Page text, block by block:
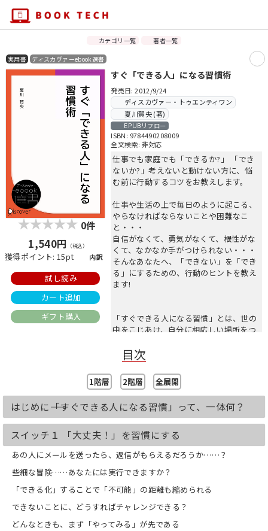
カテゴリ一覧 著者一覧
実用書 ディスカヴァーebook選書
0件
1,540円 （税込）
獲得ポイント: 15pt 内訳
試し読み
カート追加
ギフト購入
すぐ「できる人」になる習慣術
発売日: 2012/9/24
ディスカヴァー・トゥエンティワン
夏川賀央 (著)
EPUBリフロー
ISBN: 9784490208009
全文検索: 非対応
仕事でも家庭でも「できるか?」 「でき
ないか?」考えないと動けない方に、悩
む前に行動するコツをお教えします。
仕事や生活の上で毎日のように起こる、
やらなければならないことや困難なこ
と・・・
自信がなくて、勇気がなくて、根性がな
くて、なかなか手がつけられない・・・
そんなあなたへ、「できない」を「でき
る」にするための、行動のヒントを教え
ます!
「すぐできる人になる習慣」とは、世の
中をこじあけ、自分に相応しい場所をつ
「できる人」に変わるための7つのスイ
ッチ
・スイッチ１…「大丈夫！」を習慣にす
る
「できないから、やらない」は「できる
から、やる」に自分で操作可能である
・スイッチ２…自信がなくてもやってし
まう
「できるようになるために勉強しよう」
だと、いつまでも前に進まない
・スイッチ３…できる人のフリをする
の世界はうまくいく！
・スイッチ４…過剰に期待しない
目次
1階層 2階層 全展開
はじめに――「すぐできる人になる習慣」って、一体何？
スイッチ１ 「大丈夫！」を習慣にする
あの人にメールを送ったら、返信がもらえるだろうか……？
些細な冒険……あなたには実行できますか？
「できる化」することで「不可能」の距離も縮められる
できないことに、どうすればチャレンジできる？
どんなときも、まず「やってみる」が先である